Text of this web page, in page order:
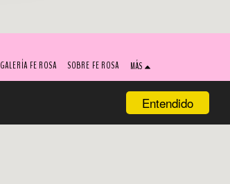
Entendido
GALERÍA FE ROSA SOBRE FE ROSA MÁS
SUSCRIBIRSE